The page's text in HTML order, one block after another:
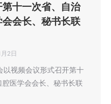
十一次省、自治
会长、秘书长联
2日
以视频会议形式召开第十
医学会会长、秘书长联